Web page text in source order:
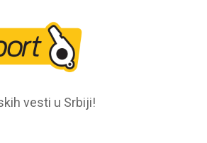
vesti u Srbiji!